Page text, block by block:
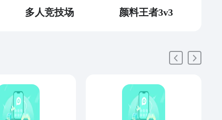
多人竞技场 颜料王者3v3